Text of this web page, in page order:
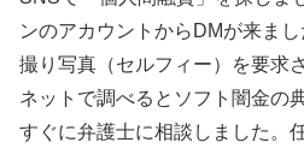
ンのアカウントからDMが来ま
撮り写真（セルフィー）を要求
ネットで調べるとソフト闇金の
すぐに弁護士に相談しました。